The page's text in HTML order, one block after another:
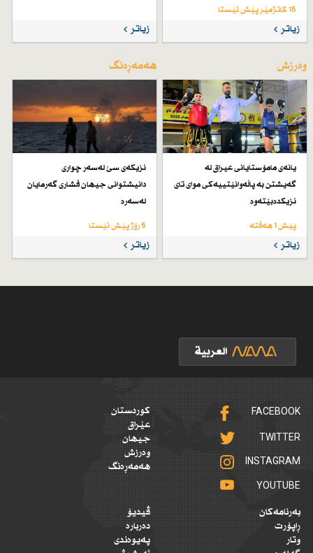
15 کاتژمێر پێش ئێستا
زیاتر زیاتر
وەرزش
یانەی مامۆستایانی عیراق لە
گەیشتن بە پاڵەوانێتییەكی موای تای
نزیكدەبێتەوە
پێش 1 هەفتە
زیاتر
هەمەڕەنگ
نزیكەی سێ لەسەر چواری
دانیشتوانی جیهان فشاری گەرمایان
لەسەرە
5 رۆژ پێش ئێستا
زیاتر
FACEBOOK
TWITTER
INSTAGRAM
YOUTUBE
کوردستان
عێراق
جیهان
وەرزش
هەمەڕەنگ
بەرنامەکان
ڕاپۆرت
وتار
ڤیدیۆ
دەربارە
پەیوەندی